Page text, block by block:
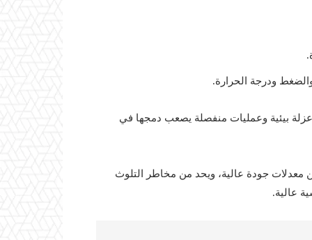
ودرجة الحرارة.
بيئية وعمليات منفصلة يصعب دمجها في
معدلات جودة عالية، ويحد من مخاطر التلوث
عالية.